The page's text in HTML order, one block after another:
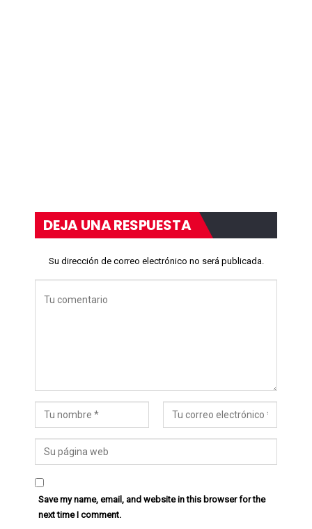
DEJA UNA RESPUESTA
Su dirección de correo electrónico no será publicada.
Save my name, email, and website in this browser for the
next time I comment.